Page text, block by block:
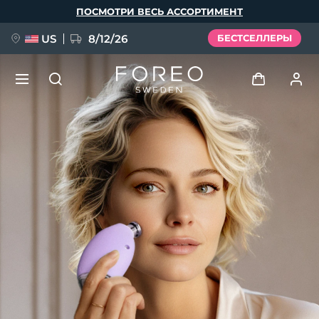
ПОСМОТРИ ВЕСЬ АССОРТИМЕНТ
US 8/12/26 БЕСТСЕЛЛЕРЫ
Профиль пользователя
Мои приборы
Мои заказы
Мои адреса
Мои подписки
НОВИНКА
FAQ™ Pure Beauty-Tech Elixir
BREAKING NEWS
issa™ Teeth Whitening Set
Язык
English Deutsch
Español
Français
Italiano
Português
Svenska
Русский
简体中文 繁體中文